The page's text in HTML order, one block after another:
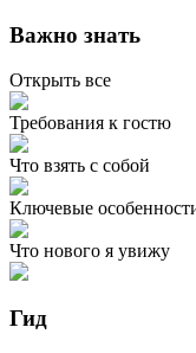
Важно знать
Открыть все
Требования к гостю
Что взять с собой
Ключевые
Что нового я увижу
Гид